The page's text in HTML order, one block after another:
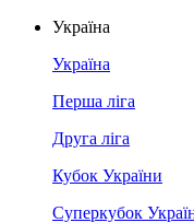
Україна
Україна
Перша ліга
Друга ліга
Кубок України
Суперкубок